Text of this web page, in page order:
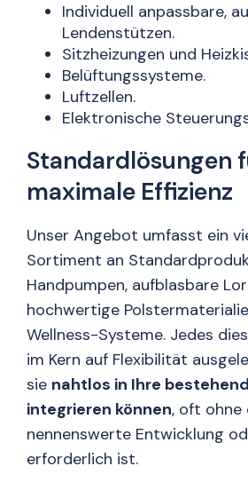
Individuell anpassbare,
Lendenstützen.
Sitzheizungen und
Belüftungssysteme.
Luftzellen.
Elektronische
Standardlösungen
maximale Effizienz
Unser Angebot umfasst ein
Sortiment an
Handpumpen, aufblasbare
hochwertige
Wellness-Systeme. Jedes
im Kern auf Flexibilität
sie nahtlos in Ihre
integrieren können, oft ohne
nennenswerte Entwicklung
erforderlich ist.